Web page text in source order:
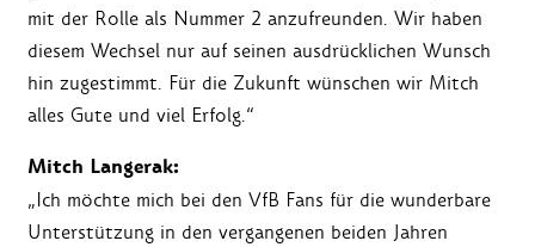
mit der Rolle als Nummer 2 anzufreunden. Wir haben
diesem Wechsel nur auf seinen ausdrücklichen Wunsch
hin zugestimmt. Für die Zukunft wünschen wir Mitch
alles Gute und viel Erfolg.“
Mitch Langerak:
„Ich möchte mich bei den VfB Fans für die wunderbare
Unterstützung in den vergangenen beiden Jahren